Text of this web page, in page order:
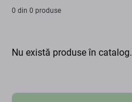
0 din 0 produse
Nu există produse în catalog.